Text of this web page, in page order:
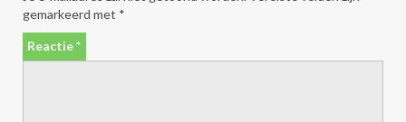
gemarkeerd met *
Reactie*